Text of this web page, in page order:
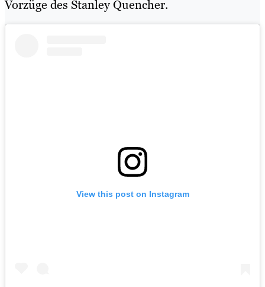
Vorzüge des Stanley Quencher.
View this post on Instagram